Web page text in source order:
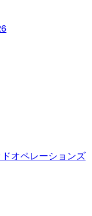
オペレーションズ